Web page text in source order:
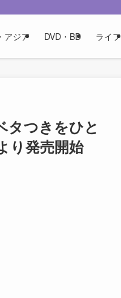
アジア DVD・BD ライフ
タつきをひと
り発売開始